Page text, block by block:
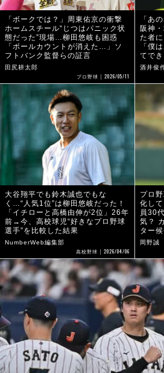
「ボークでは？」周東佑京の衝撃
ホームスチール“じつはパニック状
態だった”現場…柳田悠岐も困惑
「ボールカウントが消えた…」ソ
フトバンク監督らの証言
田尻耕太郎
プロ野球 2026/05/11
「あ
阪神
た者
「僕
てでき
酒井俊
大谷翔平でも鈴木誠也でもな
く…“人気1位”は柳田悠岐だった！
「イチローと高橋由伸が2位」26年
前→今、高校球児“好きなプロ野球
選手”を比較した結果
NumberWeb編集部
高校野球 2026/04/06
プロ
化し
員30
気？
ター
岡野誠